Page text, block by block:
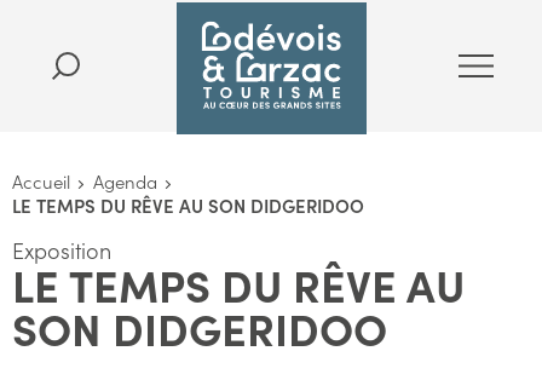
Accueil
Agenda
LE TEMPS DU RÊVE AU SON DIDGERIDOO
Exposition
LE TEMPS DU RÊVE AU
SON DIDGERIDOO